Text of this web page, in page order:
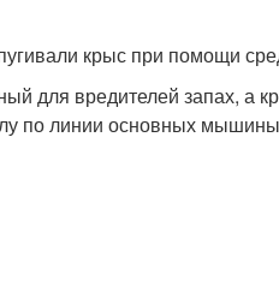
крыс при помощи
для вредителей запах, а
по линии основных